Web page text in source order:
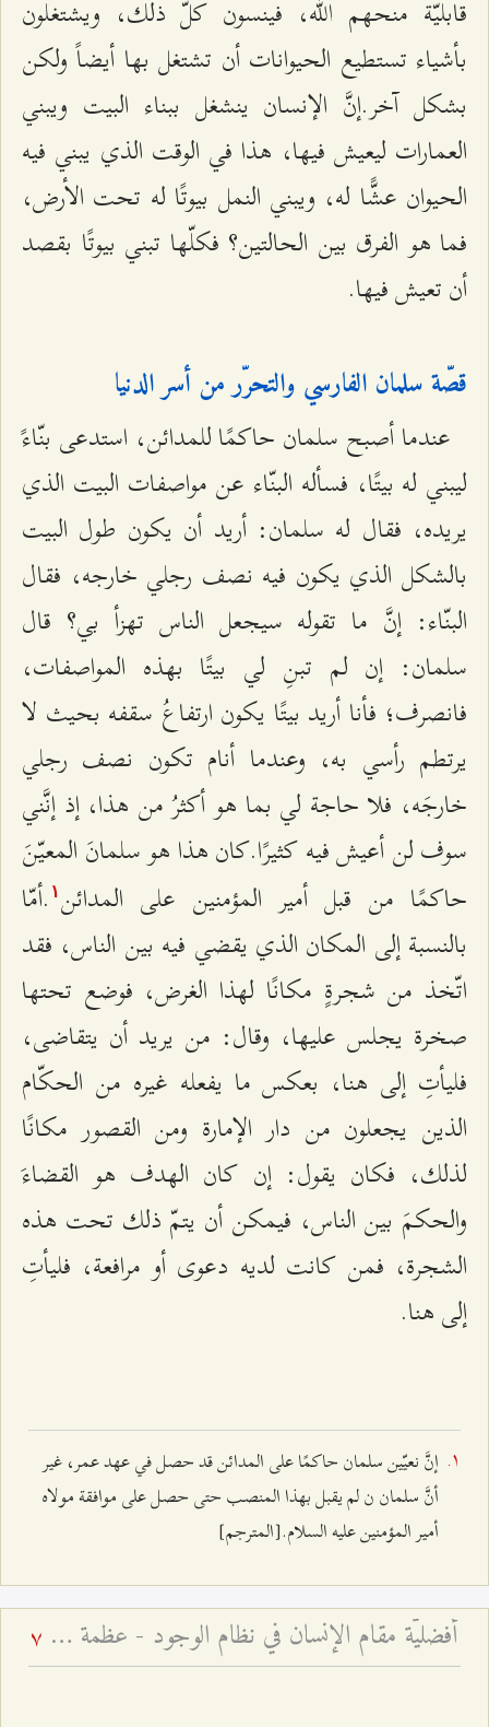
قابليّة منحهم الله، فينسون كلّ ذلك، ويشتغلون
بأشياء تستطيع الحيوانات أن تشتغل بها أيضاً ولكن
بشكل آخر.إنَّ الإنسان ينشغل ببناء البيت ويبني
العمارات ليعيش فيها، هذا في الوقت الذي يبني فيه
الحيوان عشًّا له، ويبني النمل بيوتًا له تحت الأرض،
فما هو الفرق بين الحالتين؟ فكلّها تبني بيوتًا بقصد
أن تعيش فيها.
قصّة سلمان الفارسي والتحرّر من أسر الدنيا
عندما أصبح سلمان حاكمًا للمدائن، استدعى بنّاءً
ليبني له بيتًا، فسأله البنّاء عن مواصفات البيت الذي
يريده، فقال له سلمان: أريد أن يكون طول البيت
بالشكل الذي يكون فيه نصف رجلي خارجه، فقال
البنّاء: إنَّ ما تقوله سيجعل الناس تهزأ بي؟ قال
سلمان: إن لم تبنِ لي بيتًا بهذه المواصفات،
فانصرف؛ فأنا أريد بيتًا يكون ارتفاعُ سقفه بحيث لا
يرتطم رأسي به، وعندما أنام تكون نصف رجلي
خارجَه، فلا حاجة لي بما هو أكثرُ من هذا، إذ إنَّني
سوف لن أعيش فيه كثيرًا.كان هذا هو سلمانَ المعيّنَ
حاكمًا من قبل أمير المؤمنين على المدائن ۱ .أمّا
بالنسبة إلى المكان الذي يقضي فيه بين الناس، فقد
اتّخذ من شجرةٍ مكانًا لهذا الغرض، فوضع تحتها
صخرة يجلس عليها، وقال: من يريد أن يتقاضى،
فليأتِ إلى هنا، بعكس ما يفعله غيره من الحكّام
الذين يجعلون من دار الإمارة ومن القصور مكانًا
لذلك، فكان يقول: إن كان الهدف هو القضاءَ
والحكمَ بين الناس، فيمكن أن يتمّ ذلك تحت هذه
الشجرة، فمن كانت لديه دعوى أو مرافعة، فليأتِ
إلى هنا.
إنَّ نعيّين سلمان حاكمًا على المدائن قد حصل في عهد عمر، غير
أنَّ سلمان ن لم يقبل بهذا المنصب حتى حصل على موافقة مولاه
أمير المؤمنين عليه السلام.[المترجم]
أفضليّة مقام الإنسان في نظام الوجود - عظمة مقام الإنسان الكامل 7